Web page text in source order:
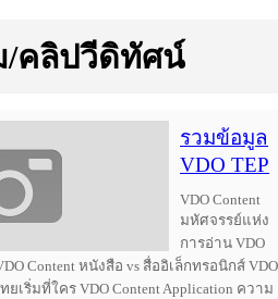
/คลิปวีดิทัศน์
รวมข้อมูล
VDO TEP
VDO Content
มหัศจรรย์แห่ง
การอ่าน VDO
Content หนังสือ vs สื่ออิเล็กทรอนิกส์ VDO
เริ่มที่ใคร VDO Content Application ความ